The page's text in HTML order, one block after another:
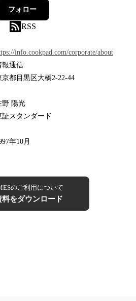
フォロー
RSS
info.cookpad.com/corporate/about
報通信
京都目黒区大橋2-22-44
野 陽光
証スタンダード
年10月
のご利用について
料をダウンロード